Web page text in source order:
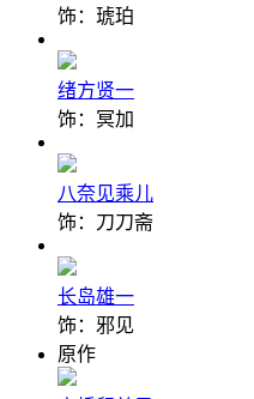
饰：琥珀
绪方贤一
饰：冥加
八奈见乘儿
饰：刀刀斋
长岛雄一
饰：邪见
原作